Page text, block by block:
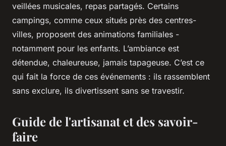
veillées musicales, repas partagés. Certains
campings, comme ceux situés près des centres-
villes, proposent des animations familiales -
notamment pour les enfants. L’ambiance est
détendue, chaleureuse, jamais tapageuse. C’est ce
qui fait la force de ces événements : ils rassemblent
sans exclure, ils divertissent sans se travestir.
Guide de l'artisanat et des savoir-
faire